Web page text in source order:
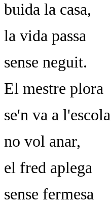
buida la casa,
la vida passa
sense neguit.
El mestre plora
se'n va a l'escola
no vol anar,
el fred aplega
sense fermesa